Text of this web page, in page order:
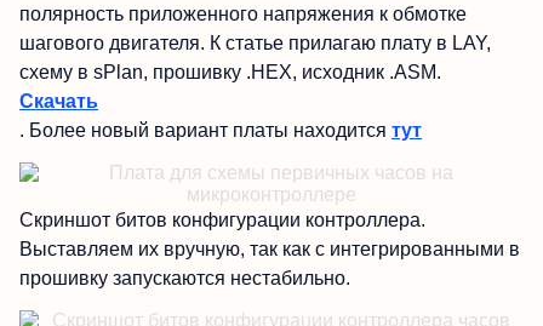
полярность приложенного напряжения к обмотке
шагового двигателя. К статье прилагаю плату в LAY,
схему в sPlan, прошивку .НЕХ, исходник .ASM.
Скачать
. Более новый вариант платы находится тут
Скриншот битов конфигурации контроллера.
Выставляем их вручную, так как с интегрированными в
прошивку запускаются нестабильно.